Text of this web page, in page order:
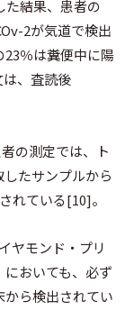
た結果、患者の
2が気道で検出
％は糞便中に陽
、査読後
の測定では、ト
たサンプルから
れている[10]。
ヤモンド・プリ
おいても、必ず
から検出されてい